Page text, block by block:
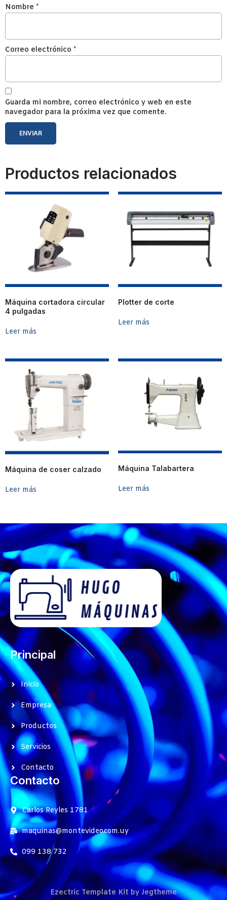
Nombre *
Correo electrónico *
Guarda mi nombre, correo electrónico y web en este
navegador para la próxima vez que comente.
Productos relacionados
Máquina cortadora circular
4 pulgadas
Leer más
Plotter de corte
Leer más
Máquina de coser calzado
Leer más
Máquina Talabartera
Leer más
Principal
Inicio
Empresa
Productos
Servicios
Contacto
Contacto
Carlos Reyles 1781
maquinas@montevideo.com.uy
099 138 732
Ezectric Template Kit by Jegtheme